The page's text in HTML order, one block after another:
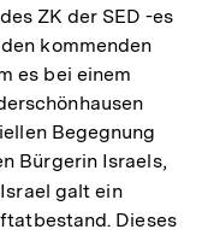
ZK der SED -es
kommenden
es bei einem
Begegnung
Bürgerin Israels,
galt ein
Dieses